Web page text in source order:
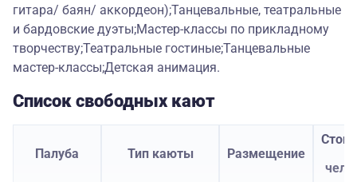
гитара/ баян/ аккордеон);Танцевальные, театральные
и бардовские дуэты;Мастер-классы по прикладному
творчеству;Театральные гостиные;Танцевальные
мастер-классы;Детская анимация.
Список свободных кают
Палуба Тип каюты Размещение